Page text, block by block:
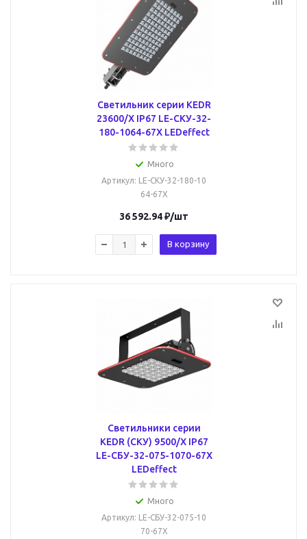
Светильник серии КEDR
23600/Х IP67 LE-СКУ-32-
180-1064-67Х LEDeffect
Много
Артикул: LE-СКУ-32-180-10
64-67Х
36 592.94₽/шт
В корзину
Светильники серии
КEDR (СКУ) 9500/Х IP67
LE-СБУ-32-075-1070-67Х
LEDeffect
Много
Артикул: LE-СБУ-32-075-10
70-67Х